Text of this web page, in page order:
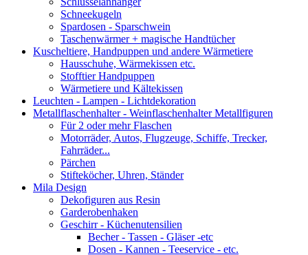
Schneekugeln
Spardosen - Sparschwein
Taschenwärmer + magische Handtücher
Kuscheltiere, Handpuppen und andere Wärmetiere
Hausschuhe, Wärmekissen etc.
Stofftier Handpuppen
Wärmetiere und Kältekissen
Leuchten - Lampen - Lichtdekoration
Metallflaschenhalter - Weinflaschenhalter Metallfiguren
Für 2 oder mehr Flaschen
Motorräder, Autos, Flugzeuge, Schiffe, Trecker,
Fahrräder...
Pärchen
Stifteköcher, Uhren, Ständer
Mila Design
Dekofiguren aus Resin
Garderobenhaken
Geschirr - Küchenutensilien
Becher - Tassen - Gläser -etc
Dosen - Kannen - Teeservice - etc.